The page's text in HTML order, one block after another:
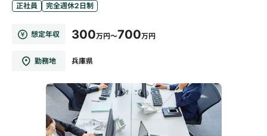
正社員 完全週休2日制
想定年収 300万円～700万円
勤務地 兵庫県